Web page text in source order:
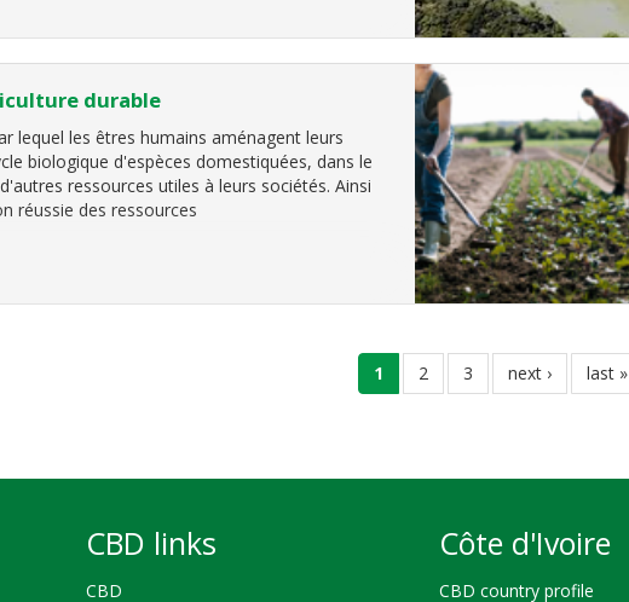
durable
lequel les êtreshumains aménagent leurs
biologique d'espèces domestiquées, dans le
ressources utiles à leurs sociétés. Ainsi
réussie des ressources
current
page
1 page
2 page
3
next
page
next ›
last
page
last »
CBD links
CBD
Côte d'Ivoire
CBD country profile